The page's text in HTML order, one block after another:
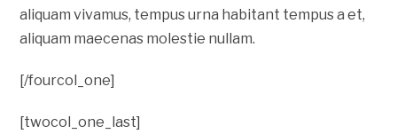
aliquam vivamus, tempus urna habitant tempus a et,
aliquam maecenas molestie nullam.
[/fourcol_one]
[twocol_one_last]